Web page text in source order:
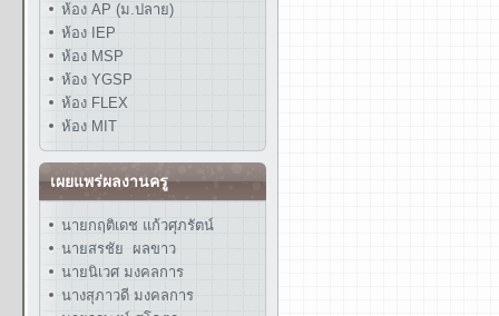
ห้อง AP (ม.ปลาย)
ห้อง IEP
ห้อง MSP
ห้อง YGSP
ห้อง FLEX
ห้อง MIT
เผยแพร่ผลงานครู
นายกฤติเดช แก้วศุภรัตน์
นายสรชัย ผลขาว
นายนิเวศ มงคลการ
นางสุภาวดี มงคลการ